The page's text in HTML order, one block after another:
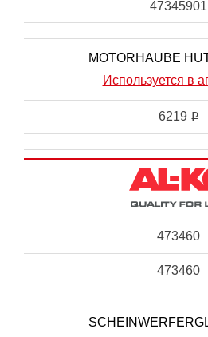
47345901
MOTORHAUBE
Используется в
6219 i
473460
473460